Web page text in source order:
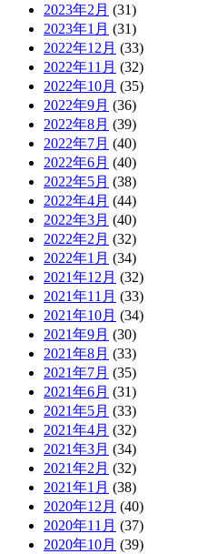
2023年2月 (31)
2023年1月 (31)
2022年12月 (33)
2022年11月 (32)
2022年10月 (35)
2022年9月 (36)
2022年8月 (39)
2022年7月 (40)
2022年6月 (40)
2022年5月 (38)
2022年4月 (44)
2022年3月 (40)
2022年2月 (32)
2022年1月 (34)
2021年12月 (32)
2021年11月 (33)
2021年10月 (34)
2021年9月 (30)
2021年8月 (33)
2021年7月 (35)
2021年6月 (31)
2021年5月 (33)
2021年4月 (32)
2021年3月 (34)
2021年2月 (32)
2021年1月 (38)
2020年12月 (40)
2020年11月 (37)
2020年10月 (39)